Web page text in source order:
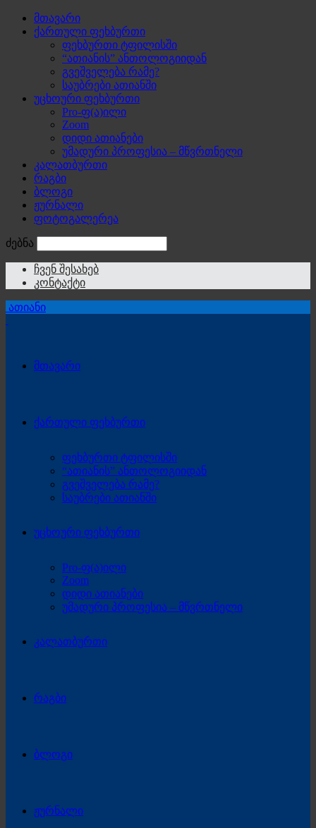
მთავარი
ქართული ფეხბურთი
ფეხბურთი ტფილისში
“ათიანის” ანთოლოგიიდან
გვეშველება რამე?
საუბრები ათიანში
უცხოური ფეხბურთი
Pro-ფ(ა)ილი
Zoom
დიდი ათიანები
უმადური პროფესია – მწვრთნელი
კალათბურთი
რაგბი
ბლოგი
ჟურნალი
ფოტოგალერეა
ძებნა
ჩვენ შესახებ
კონტაქტი
ათიანი
მთავარი
ქართული ფეხბურთი
ფეხბურთი ტფილისში
“ათიანის” ანთოლოგიიდან
გვეშველება რამე?
საუბრები ათიანში
უცხოური ფეხბურთი
Pro-ფ(ა)ილი
Zoom
დიდი ათიანები
უმადური პროფესია – მწვრთნელი
კალათბურთი
რაგბი
ბლოგი
ჟურნალი